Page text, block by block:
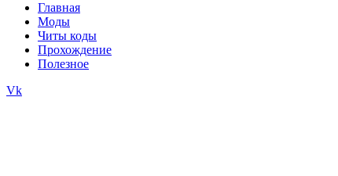
Главная
Моды
Читы коды
Прохождение
Полезное
Vk